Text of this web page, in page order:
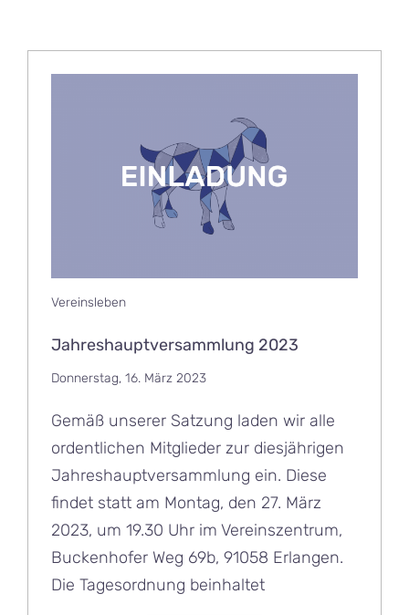
Vereinsleben
Jahreshauptversammlung 2023
Donnerstag, 16. März 2023
Gemäß unserer Satzung laden wir alle
ordentlichen Mitglieder zur diesjährigen
Jahreshauptversammlung ein. Diese
findet statt am Montag, den 27. März
2023, um 19.30 Uhr im Vereinszentrum,
Buckenhofer Weg 69b, 91058 Erlangen.
Die Tagesordnung beinhaltet